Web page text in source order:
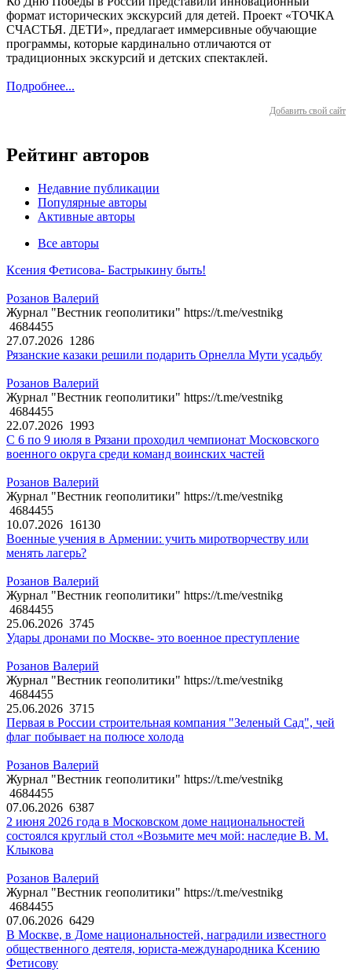
формат исторических экскурсий для детей. Проект «ТОЧКА
СЧАСТЬЯ. ДЕТИ», предлагает иммерсивные обучающие
программы, которые кардинально отличаются от
традиционных экскурсий и детских спектаклей.
Подробнее...
Добавить свой сайт
Рейтинг авторов
Недавние публикации
Популярные авторы
Активные авторы
Все авторы
Ксения Фетисова- Бастрыкину быть!
Розанов Валерий
Журнал "Вестник геополитики" https://t.me/vestnikg
4684455
27.07.2026 1286
Рязанские казаки решили подарить Орнелла Мути усадьбу
Розанов Валерий
Журнал "Вестник геополитики" https://t.me/vestnikg
4684455
22.07.2026 1993
С 6 по 9 июля в Рязани проходил чемпионат Московского
военного округа среди команд воинских частей
Розанов Валерий
Журнал "Вестник геополитики" https://t.me/vestnikg
4684455
10.07.2026 16130
Военные учения в Армении: учить миротворчеству или
менять лагерь?
Розанов Валерий
Журнал "Вестник геополитики" https://t.me/vestnikg
4684455
25.06.2026 3745
Удары дронами по Москве- это военное преступление
Розанов Валерий
Журнал "Вестник геополитики" https://t.me/vestnikg
4684455
25.06.2026 3715
Первая в России строительная компания "Зеленый Сад", чей
флаг побывает на полюсе холода
Розанов Валерий
Журнал "Вестник геополитики" https://t.me/vestnikg
4684455
07.06.2026 6387
2 июня 2026 года в Московском доме национальностей
состоялся круглый стол «Возьмите меч мой: наследие В. М.
Клыкова
Розанов Валерий
Журнал "Вестник геополитики" https://t.me/vestnikg
4684455
07.06.2026 6429
В Москве, в Доме национальностей, наградили известного
общественного деятеля, юриста-международника Ксению
Фетисову